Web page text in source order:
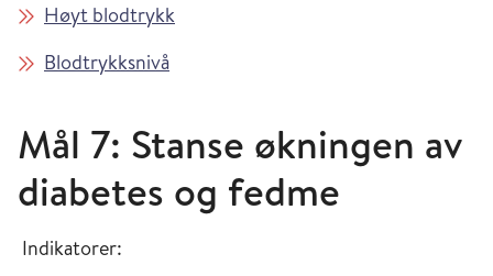
Høyt blodtrykk
Blodtrykksnivå
Mål 7: Stanse økningen av
diabetes og fedme
Indikatorer: